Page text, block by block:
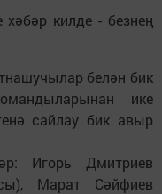
килде - безнең
белән бик
ике
сайлау бик авыр
Игорь Дмитриев
Марат Сәйфиев